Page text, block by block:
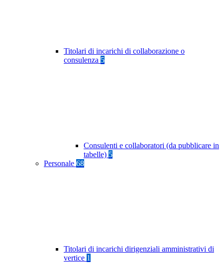
Titolari di incarichi di collaborazione o
consulenza 5
Consulenti e collaboratori (da pubblicare in
tabelle) 5
Personale 68
Titolari di incarichi dirigenziali amministrativi di
vertice 1